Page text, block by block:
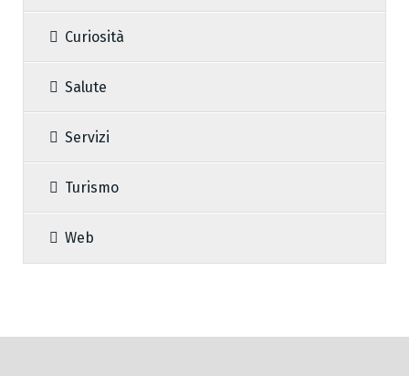
Curiosità
Salute
Servizi
Turismo
Web